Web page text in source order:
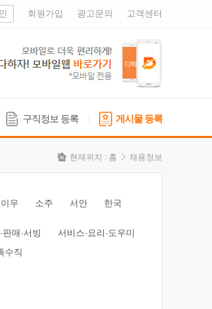
회원가입 광고문의 고객센터
구직정보 등록 게시물 등록
현재위치 : 홈 채용정보
이우 소주 서안 한국
판매·서빙
서비스·요리·도우미
수직